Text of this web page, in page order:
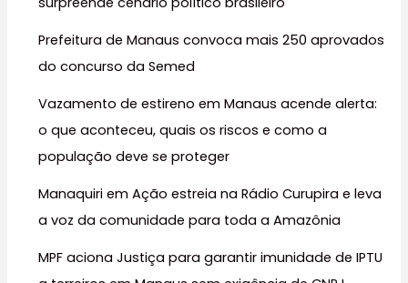
Prefeitura de Manaus convoca mais 250 aprovados
do concurso da Semed
Vazamento de estireno em Manaus acende alerta:
o que aconteceu, quais os riscos e como a
população deve se proteger
Manaquiri em Ação estreia na Rádio Curupira e leva
a voz da comunidade para toda a Amazônia
MPF aciona Justiça para garantir imunidade de IPTU